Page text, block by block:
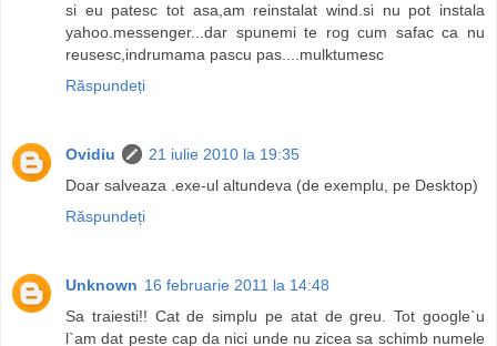
si eu patesc tot asa,am reinstalat wind.si nu pot instala
yahoo.messenger...dar spunemi te rog cum safac ca nu
reusesc,indrumama pascu pas....mulktumesc
Răspundeți
Ovidiu
21 iulie 2010 la 19:35
Doar salveaza .exe-ul altundeva (de exemplu, pe Desktop)
Răspundeți
Unknown 16 februarie 2011 la 14:48
Sa traiesti!! Cat de simplu pe atat de greu. Tot google`u
l`am dat peste cap da nici unde nu zicea sa schimb numele